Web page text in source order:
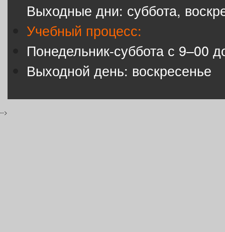
Выходные дни: суббота,
Учебный процесс:
Понедельник-суббота с 9–00
Выходной день: воскресенье
-->